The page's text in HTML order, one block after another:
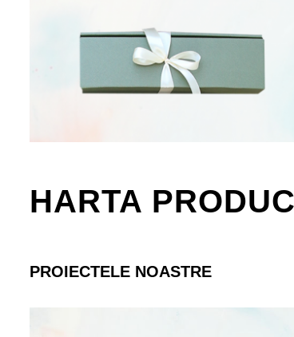
HARTA
PROIECTELE NOASTRE